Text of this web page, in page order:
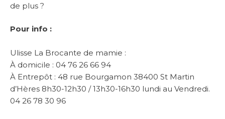
de plus ?
Pour info :
Ulisse La Brocante de mamie :
À domicile : 04 76 26 66 94
À Entrepôt : 48 rue Bourgamon 38400 St Martin
d’Hères 8h30-12h30 / 13h30-16h30 lundi au Vendredi.
04 26 78 30 96